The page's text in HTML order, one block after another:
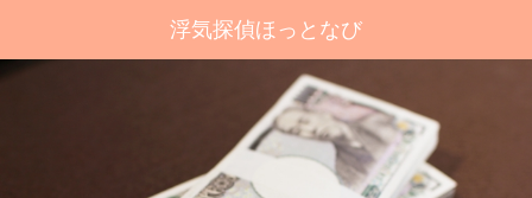
浮気探偵ほっとなび